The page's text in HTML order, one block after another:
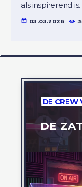
als inspirerend
today 03.03.2026
DE CREW
DE